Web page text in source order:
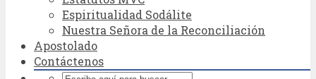
Espiritualidad Sodálite
Nuestra Señora de la Reconciliación
Apostolado
Contáctenos